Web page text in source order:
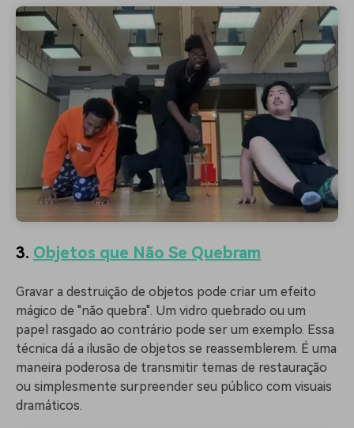
3. Objetos que Não Se Quebram
Gravar a destruição de objetos pode criar um efeito
mágico de "não quebra". Um vidro quebrado ou um
papel rasgado ao contrário pode ser um exemplo. Essa
técnica dá a ilusão de objetos se reassemblerem. É uma
maneira poderosa de transmitir temas de restauração
ou simplesmente surpreender seu público com visuais
dramáticos.